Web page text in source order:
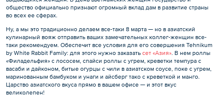
общество официально признают огромный вклад дам в развитие страны
во всех ее сферах.
Ну, а мы это традиционно делаем все-таки 8 марта — но в азиатский
кулинарный вояж отправить ваших замечательных коллег-женщин все-
таки рекомендуем. Обеспечит все условия для его совершения Tehnikum
by White Rabbit Family: для этого нужно заказать сет «Азия». В нем роллы
«Филадельфия» с лососем, спайси роллы с угрем, креветки темпура с
васаби и дайконом, битые огурцы с чили в азиатском соусе, поке с угрем,
маринованным бамбуком и унаги и айсберг тако с креветкой и манго.
Царство азиатского вкуса прямо в вашем офисе — и этот вкус
великолепен!